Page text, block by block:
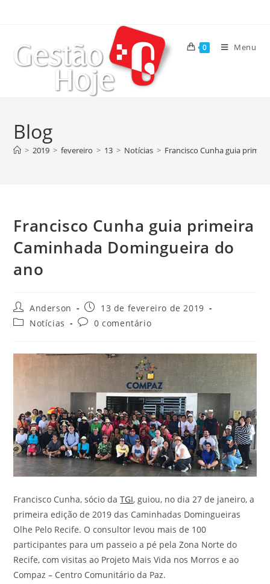
0 Menu
Blog
> 2019 > fevereiro > 13 > Notícias > Francisco Cunha guia
Francisco Cunha guia primeira
Caminhada Domingueira do
ano
Anderson
13 de fevereiro de 2019
Notícias
0 comentário
Francisco Cunha, sócio daTGI, guiou, no dia 27 de janeiro, a
primeira edição de 2019 das Caminhadas Domingueiras
Olhe Pelo Recife. O consultor levou mais de 100
participantes para um passeio a pé pela Zona Norte do
Recife, com visitas ao Projeto Mais Vida nos Morros e ao
Compaz – Centro Comunitário da Paz.